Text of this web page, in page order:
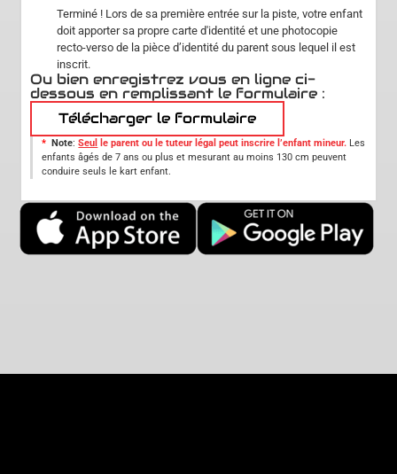
Terminé ! Lors de sa première entrée sur la piste, votre enfant
doit apporter sa propre carte d'identité et une photocopie
recto-verso de la pièce d’identité du parent sous lequel il est
inscrit.
Ou bien enregistrez vous en ligne ci-
dessous en remplissant le formulaire :
Télécharger le formulaire
*Note:Seul le parent ou le tuteur légal peut inscrire l’enfant mineur. Les
enfants âgés de 7 ans ou plus et mesurant au moins 130 cm peuvent
conduire seuls le kart enfant.